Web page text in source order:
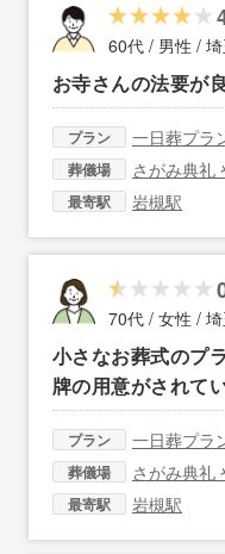
60代 / 男性 /
お寺さんの法要が
プラン 一日葬プラ
葬儀場 さがみ典礼
最寄駅 岩槻駅
70代 / 女性 /
小さなお葬式のプ
牌の用意がされて
プラン 一日葬プラ
葬儀場 さがみ典礼
最寄駅 岩槻駅